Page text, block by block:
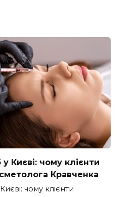
Києві: чому клієнти
Кравченка
чому клієнти